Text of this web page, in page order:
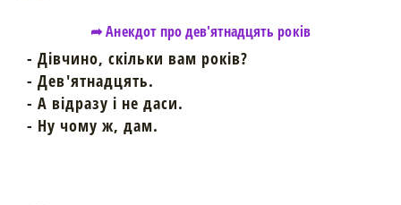
➦ Анекдот про дев'ятнадцять років
- Дівчино, скільки вам років?
- Дев'ятнадцять.
- А відразу і не даси.
- Ну чому ж, дам.